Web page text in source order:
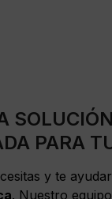
PARA
y te
. Nuestro